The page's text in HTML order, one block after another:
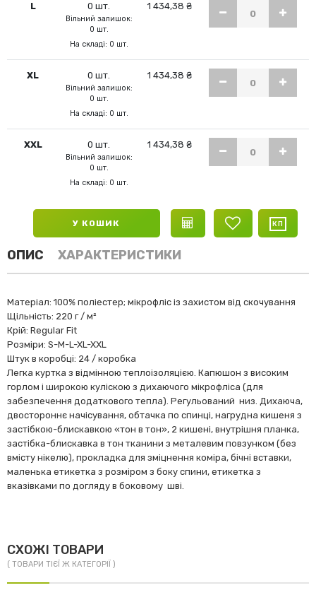
L 0 шт.
Вільний залишок:
0 шт.
На складі: 0 шт.
1 434,38 ₴
XL 0 шт.
Вільний залишок:
0 шт.
На складі: 0 шт.
1 434,38 ₴
XXL 0 шт.
Вільний залишок:
0 шт.
На складі: 0 шт.
1 434,38 ₴
У КОШИК
ОПИС ХАРАКТЕРИСТИКИ
Матеріал: 100% поліестер; мікрофліс із захистом від скочування
Щільність: 220 г / м²
Крій: Regular Fit
Розміри: S-M-L-XL-XXL
Штук в коробці: 24 / коробка
Легка куртка з відмінною теплоізоляцією. Капюшон з високим
горлом і широкою куліскою з дихаючого мікрофліса (для
забезпечення додаткового тепла). Регульований низ. Дихаюча,
двостороннє начісування, обтачка по спинці, нагрудна кишеня з
застібкою-блискавкою «тон в тон», 2 кишені, внутрішня планка,
застібка-блискавка в тон тканини з металевим повзунком (без
вмісту нікелю), прокладка для зміцнення коміра, бічні вставки,
маленька етикетка з розміром з боку спини, етикетка з
вказівками по догляду в боковому шві.
СХОЖІ ТОВАРИ
( ТОВАРИ ТІЄЇ Ж КАТЕГОРІЇ )